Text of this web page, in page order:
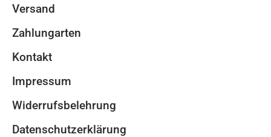
Versand
Zahlungarten
Kontakt
Impressum
Widerrufsbelehrung
Datenschutzerklärung